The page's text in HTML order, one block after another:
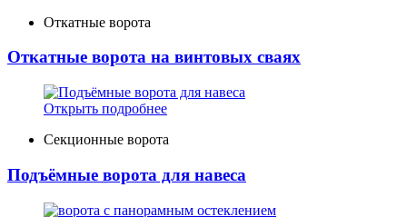
Откатные ворота
Откатные ворота на винтовых сваях
Открыть подробнее
Секционные ворота
Подъёмные ворота для навеса